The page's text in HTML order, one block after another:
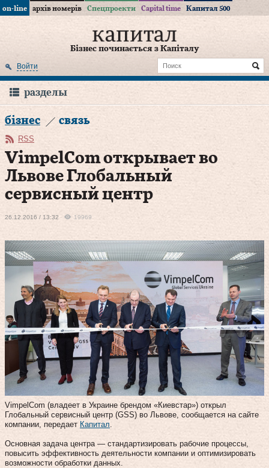
on-line архів номерів Спецпроекти Capital time Капитал 500
Бізнес починається з Капіталу
Войти
разделы
бізнес связь
RSS
VimpelCom открывает во
Львове Глобальный
сервисный центр
26.12.2016 / 13:32 19969
VimpelCom (владеет в Украине брендом «Киевстар») открыл
Глобальный сервисный центр (GSS) во Львове, сообщается на сайте
компании, передает Капитал
Основная задача центра — стандартизировать рабочие процессы,
повысить эффективность деятельности компании и оптимизировать
возможности обработки данных.